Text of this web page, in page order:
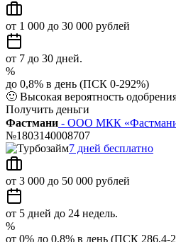
от 1 000 до 30 000 рублей
от 7 до 30 дней.
%
до 0,8% в день (ПСК 0-292%)
🙂 Высокая вероятность
Получить деньги
Фастмани - ООО МКК
№1803140008707
7 дней бесплатно
от 3 000 до 50 000 рублей
от 5 дней до 24 недель.
%
от 0% до 0,8% в день (ПСК 286,4-